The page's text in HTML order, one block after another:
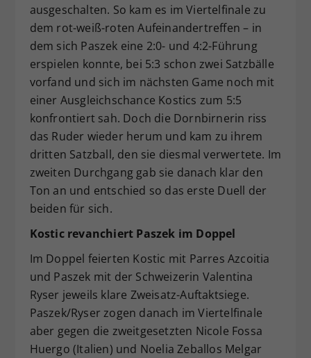
ausgeschalten. So kam es im Viertelfinale zu
dem rot-weiß-roten Aufeinandertreffen – in
dem sich Paszek eine 2:0- und 4:2-Führung
erspielen konnte, bei 5:3 schon zwei Satzbälle
vorfand und sich im nächsten Game noch mit
einer Ausgleichschance Kostics zum 5:5
konfrontiert sah. Doch die Dornbirnerin riss
das Ruder wieder herum und kam zu ihrem
dritten Satzball, den sie diesmal verwertete. Im
zweiten Durchgang gab sie danach klar den
Ton an und entschied so das erste Duell der
beiden für sich.
Kostic revanchiert Paszek im Doppel
Im Doppel feierten Kostic mit Parres Azcoitia
und Paszek mit der Schweizerin Valentina
Ryser jeweils klare Zweisatz-Auftaktsiege.
Paszek/Ryser zogen danach im Viertelfinale
aber gegen die zweitgesetzten Nicole Fossa
Huergo (Italien) und Noelia Zeballos Melgar